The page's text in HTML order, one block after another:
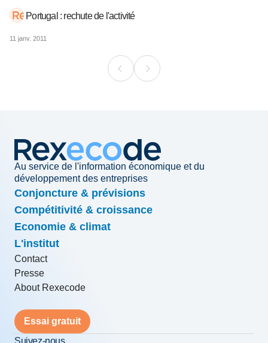
Portugal : rechute de l'activité
11 janv. 2011
Au service de l'information économique et du
développement des entreprises
Conjoncture & prévisions
Compétitivité & croissance
Economie & climat
L'institut
Contact
Presse
About Rexecode
Essai gratuit
Suivez-nous